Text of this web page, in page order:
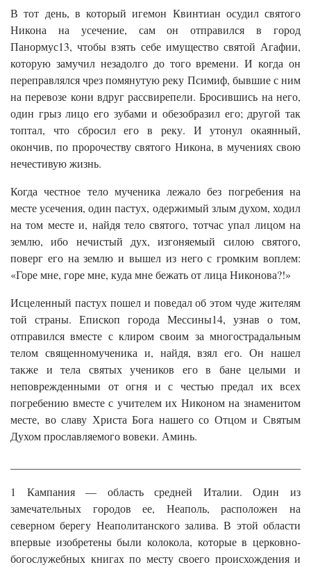
В тот день, в который игемон Квинтиан осудил святого
Никона на усечение, сам он отправился в город
Панормус13, чтобы взять себе имущество святой Агафии,
которую замучил незадолго до того времени. И когда он
переправлялся чрез помянутую реку Псимиф, бывшие с ним
на перевозе кони вдруг рассвирепели. Бросившись на него,
один грыз лицо его зубами и обезобразил его; другой так
топтал, что сбросил его в реку. И утонул окаянный,
окончив, по пророчеству святого Никона, в мучениях свою
нечестивую жизнь.
Когда честное тело мученика лежало без погребения на
месте усечения, один пастух, одержимый злым духом, ходил
на том месте и, найдя тело святого, тотчас упал лицом на
землю, ибо нечистый дух, изгоняемый силою святого,
поверг его на землю и вышел из него с громким воплем:
«Горе мне, горе мне, куда мне бежать от лица Никонова?!»
Исцеленный пастух пошел и поведал об этом чуде жителям
той страны. Епископ города Мессины14, узнав о том,
отправился вместе с клиром своим за многострадальным
телом священномученика и, найдя, взял его. Он нашел
также и тела святых учеников его в бане целыми и
неповрежденными от огня и с честью предал их всех
погребению вместе с учителем их Никоном на знаменитом
месте, во славу Христа Бога нашего со Отцом и Святым
Духом прославляемого вовеки. Аминь.
1 Кампания — область средней Италии. Один из
замечательных городов ее, Неаполь, расположен на
северном берегу Неаполитанского залива. В этой области
впервые изобретены были колокола, которые в церковно-
богослужебных книгах по месту своего происхождения и